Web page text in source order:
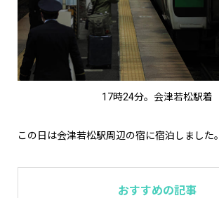
17時24分。会津若松駅着
この日は会津若松駅周辺の宿に宿泊しました。
おすすめの記事